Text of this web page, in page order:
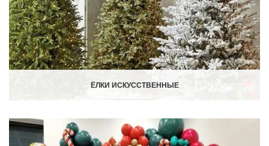
ЁЛКИ ИСКУССТВЕННЫЕ